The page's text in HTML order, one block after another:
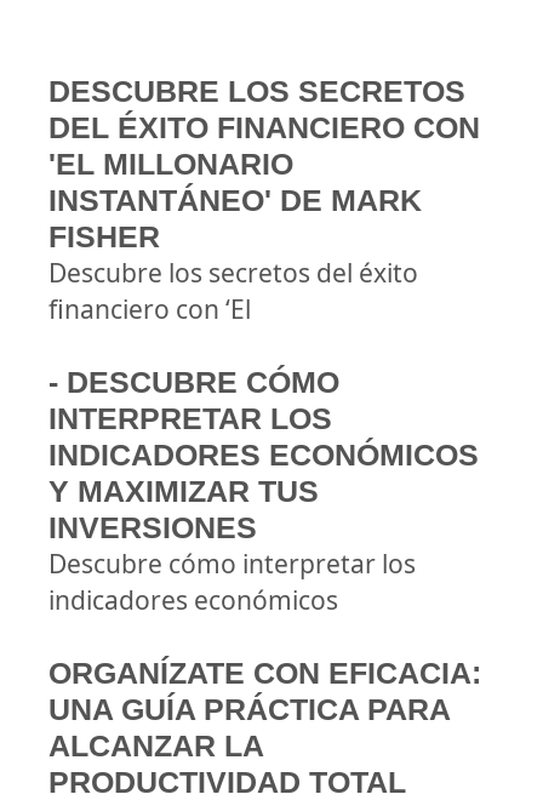
DESCUBRE LOS SECRETOS
DEL ÉXITO FINANCIERO CON
'EL MILLONARIO
INSTANTÁNEO' DE MARK
FISHER
Descubre los secretos del éxito
financiero con ‘El
- DESCUBRE CÓMO
INTERPRETAR LOS
INDICADORES ECONÓMICOS
Y MAXIMIZAR TUS
INVERSIONES
Descubre cómo interpretar los
indicadores económicos
ORGANÍZATE CON EFICACIA:
UNA GUÍA PRÁCTICA PARA
ALCANZAR LA
PRODUCTIVIDAD TOTAL